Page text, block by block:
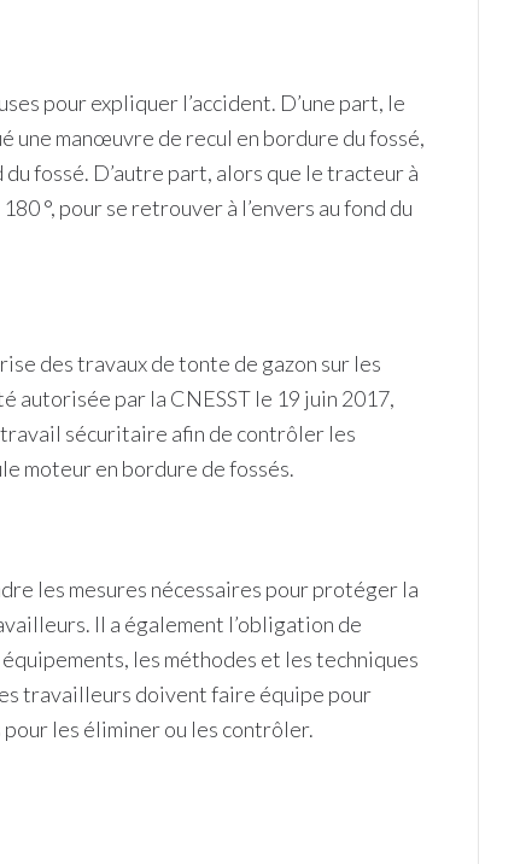
pour expliquer l’accident. D’une part, le
manœuvre de recul en bordure du fossé,
fossé. D’autre part, alors que le tracteur à
°, pour se retrouver à l’envers au fond du
des travaux de tonte de gazon sur les
autorisée par la CNESST le 19 juin 2017,
sécuritaire afin de contrôler les
moteur en bordure de fossés.
les mesures nécessaires pour protéger la
Il a également l’obligation de
les méthodes et les techniques
travailleurs doivent faire équipe pour
les éliminer ou les contrôler.